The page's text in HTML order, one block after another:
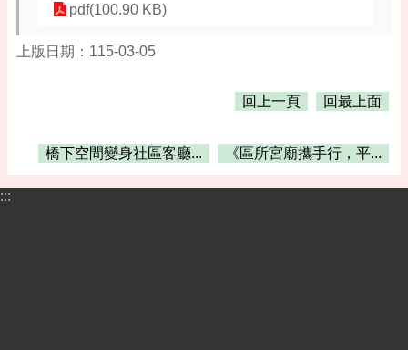
網
站
pdf(100.90 KB)
上版日期：115-03-05
回上一頁 回最上面
橋下空間變身社區客廳... 《區所宮廟攜手行，平...
:::